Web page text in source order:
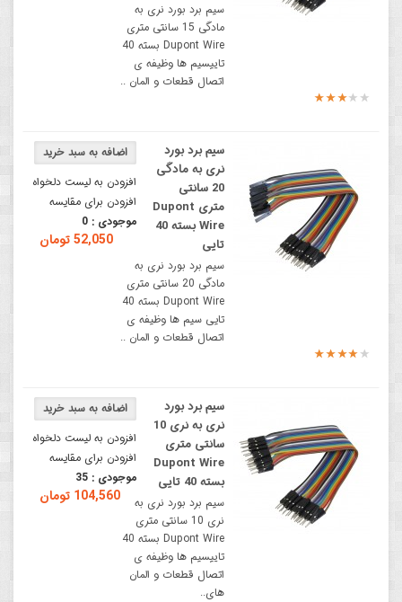
سیم برد بورد نری به
مادگی 15 سانتی متری
Dupont Wire بسته 40
تاییسیم ها وظیفه ی
اتصال قطعات و المان ..
افزودن به لیست دلخواه
افزودن برای مقایسه
موجودی : 0
52,050 تومان
سیم برد بورد
نری به مادگی
20 سانتی
متری Dupont
Wire بسته 40
تایی
سیم برد بورد نری به
مادگی 20 سانتی متری
Dupont Wire بسته 40
تایی سیم ها وظیفه ی
اتصال قطعات و المان ..
افزودن به لیست دلخواه
افزودن برای مقایسه
موجودی : 35
104,560 تومان
سیم برد بورد
نری به نری 10
سانتی متری
Dupont Wire
بسته 40 تایی
سیم برد بورد نری به
نری 10 سانتی متری
Dupont Wire بسته 40
تاییسیم ها وظیفه ی
اتصال قطعات و المان
های..